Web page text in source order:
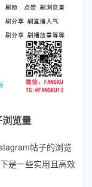
览量
帖子的浏览
是一些实用且高效